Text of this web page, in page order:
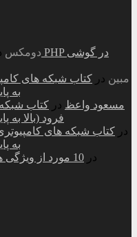
دومکس
مبین در کتاب شبکه های
به
مسعود واعظ در کتاب شبکه
فرود (بالا
در کتاب شبکه های
به
در 10 مورد از ویژگی ها و ترفندهای اپل موزیک